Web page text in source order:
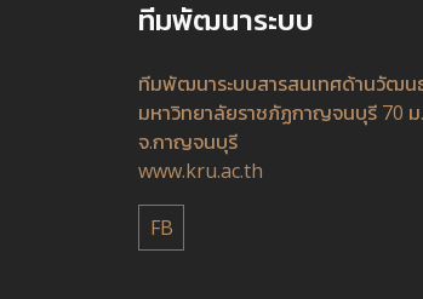
ทีมพัฒนาระบบ
ทีมพัฒนาระบบสารสนเทศด้านวัฒน
มหาวิทยาลัยราชภัฏกาญจนบุรี 70 ม
จ.กาญจนบุรี
www.kru.ac.th
FB